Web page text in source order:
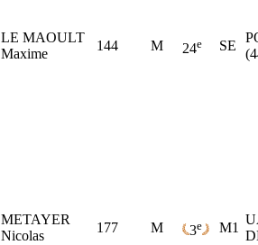
LE MAOULT
Maxime
144 M 24e SE
METAYER
Nicolas
177 M 3e M1